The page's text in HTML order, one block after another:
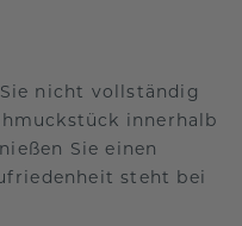
nicht vollständig
innerhalb
Sie einen
steht bei